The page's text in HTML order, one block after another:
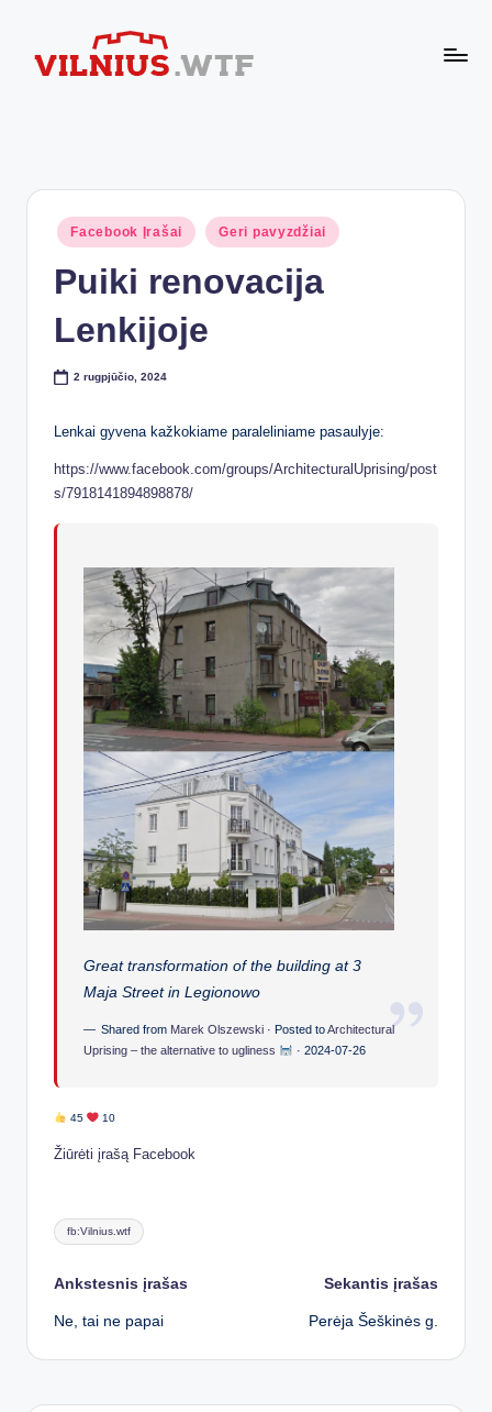
Ibuto
durimis
Posted
in
Facebook Įrašai Geri pavyzdžiai
Puiki renovacija
Lenkijoje
2 rugpjūčio, 2024
Lenkai gyvena kažkokiame paraleliniame pasaulyje:
https://www.facebook.com/groups/ArchitecturalUprising/post
s/7918141894898878/
Great transformation of the building at 3
Maja Street in Legionowo
Shared from Marek Olszewski· Posted toArchitectural
Uprising – the alternative to ugliness
· 2024-07-26
45 10
Žiūrėti įrašą Facebook
Tags:
fb:Vilnius.wtf
Post
navigation
Ankstesnis įrašas
Ne, tai ne papai
Sekantis įrašas
Perėja Šeškinės g.